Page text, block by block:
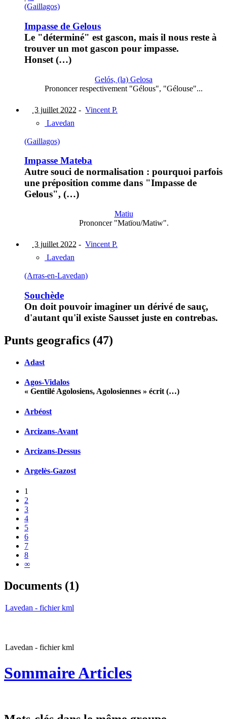
(Gaillagos)
Impasse de Gelous
Le "déterminé" est gascon, mais il nous reste à
trouver un mot gascon pour impasse.
Honset (…)
Gelós, (la) Gelosa
Prononcer respectivement "Gélous", "Gélouse"...
3 juillet 2022 - Vincent P.
Lavedan
(Gaillagos)
Impasse Mateba
Autre souci de normalisation : pourquoi parfois
une préposition comme dans "Impasse de
Gelous", (…)
Matiu
Prononcer "Matïou/Matiw".
3 juillet 2022 - Vincent P.
Lavedan
(Arras-en-Lavedan)
Souchède
On doit pouvoir imaginer un dérivé de sauç,
d'autant qu'il existe Sausset juste en contrebas.
Punts geografics (47)
Adast
Agos-Vidalos
« Gentilé Agolosiens, Agolosiennes » écrit (…)
Arbéost
Arcizans-Avant
Arcizans-Dessus
Argelès-Gazost
1
2
3
4
5
6
7
8
∞
Documents (1)
Lavedan - fichier kml
Lavedan - fichier kml
Sommaire Articles